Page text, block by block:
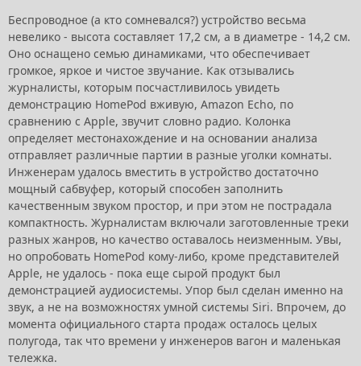
Беспроводное (а кто сомневался?) устройство весьма
невелико - высота составляет 17,2 см, а в диаметре - 14,2 см.
Оно оснащено семью динамиками, что обеспечивает
громкое, яркое и чистое звучание. Как отзывались
журналисты, которым посчастливилось увидеть
демонстрацию HomePod вживую, Amazon Echo, по
сравнению с Apple, звучит словно радио. Колонка
определяет местонахождение и на основании анализа
отправляет различные партии в разные уголки комнаты.
Инженерам удалось вместить в устройство достаточно
мощный сабвуфер, который способен заполнить
качественным звуком простор, и при этом не пострадала
компактность. Журналистам включали заготовленные треки
разных жанров, но качество оставалось неизменным. Увы,
но опробовать HomePod кому-либо, кроме представителей
Apple, не удалось - пока еще сырой продукт был
демонстрацией аудиосистемы. Упор был сделан именно на
звук, а не на возможностях умной системы Siri. Впрочем, до
момента официального старта продаж осталось целых
полугода, так что времени у инженеров вагон и маленькая
тележка.